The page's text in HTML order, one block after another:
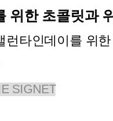
위한 초콜릿과
런타인데이를 위
SIGNET